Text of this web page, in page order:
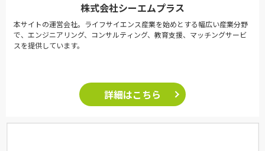
株式会社シーエムプラス
本サイトの運営会社。ライフサイエンス産業を始めとする幅広い産業分野
で、エンジニアリング、コンサルティング、教育支援、マッチングサービ
スを提供しています。
詳細はこちら